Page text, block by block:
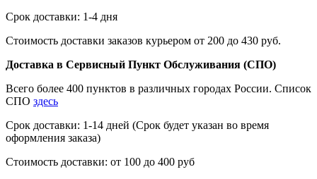
Срок доставки: 1-4 дня
Стоимость доставки заказов курьером от 200 до 430 руб.
Доставка в Сервисный Пункт Обслуживания (СПО)
Всего более 400 пунктов в различных городах России. Список
СПО здесь
Срок доставки: 1-14 дней (Срок будет указан во время
оформления заказа)
Стоимость доставки: от 100 до 400 руб